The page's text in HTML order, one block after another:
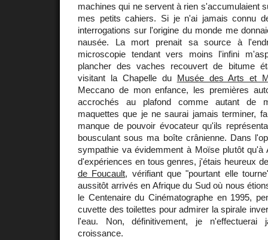
machines qui ne servent à rien s'accumulaient
mes petits cahiers. Si je n'ai jamais connu
interrogations sur l'origine du monde me
nausée. La mort prenait sa source à
microscopie tendant vers moins l'infini
plancher des vaches recouvert de bitume
visitant la Chapelle du Musée des Arts et
Meccano de mon enfance, les premières
accrochés au plafond comme autant de
maquettes que je ne saurai jamais terminer,
manque de pouvoir évocateur qu'ils
bousculant sous ma boîte crânienne. Dans
sympathie va évidemment à Moïse plutôt qu'à
d'expériences en tous genres, j'étais heureux
de Foucault, vérifiant que "pourtant elle
aussitôt arrivés en Afrique du Sud où nous
le Centenaire du Cinématographe en 1995,
cuvette des toilettes pour admirer la spirale
l'eau. Non, définitivement, je n'effectuerai
croissance.